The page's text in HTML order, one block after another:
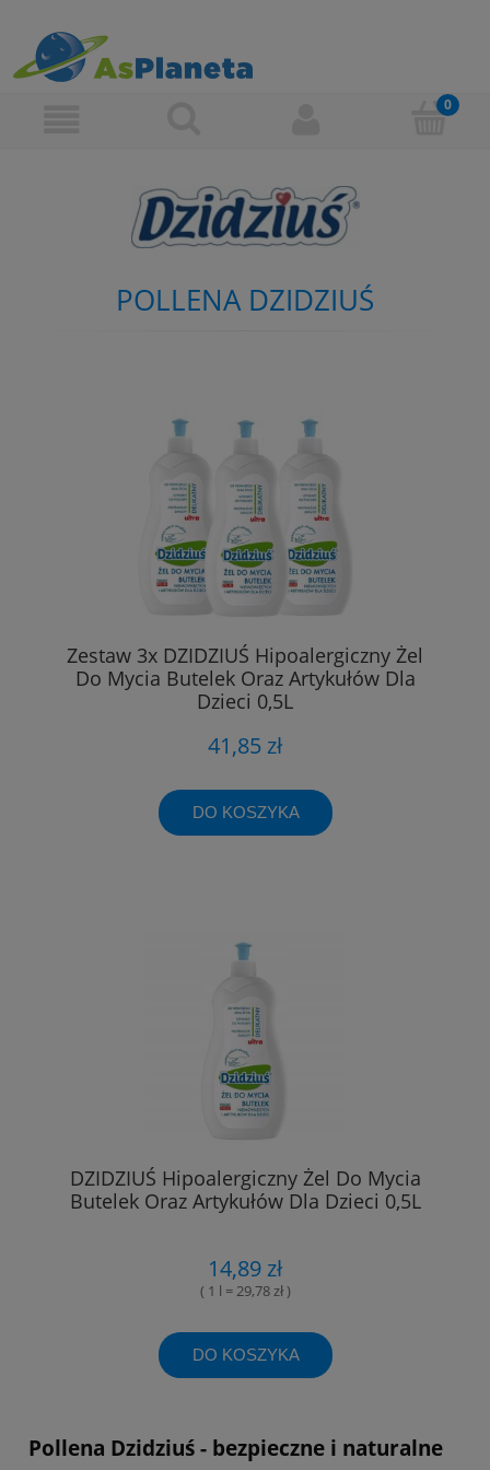
POLLENA DZIDZIUŚ
Zestaw 3x DZIDZIUŚ Hipoalergiczny Żel
Do Mycia Butelek Oraz Artykułów Dla
Dzieci 0,5L
41,85 zł
DO KOSZYKA
DZIDZIUŚ Hipoalergiczny Żel Do Mycia
Butelek Oraz Artykułów Dla Dzieci 0,5L
14,89 zł
( 1 l = 29,78 zł )
DO KOSZYKA
Pollena Dzidziuś - bezpieczne i naturalne